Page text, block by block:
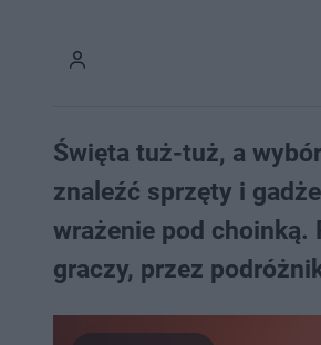
Święta tuż-tuż, a
znaleźć sprzęty i
wrażenie pod choinką.
graczy, przez